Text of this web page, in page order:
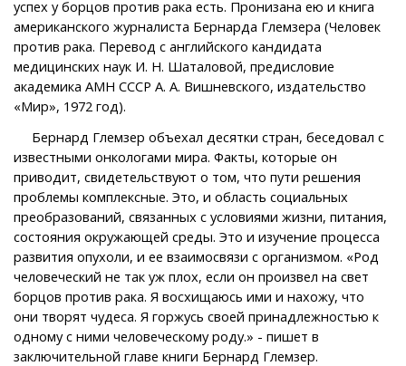
успех у борцов против рака есть. Пронизана ею и книга
американского журналиста Бернарда Глемзера (Человек
против рака. Перевод с английского кандидата
медицинских наук И. Н. Шаталовой, предисловие
академика АМН СССР А. А. Вишневского, издательство
«Мир», 1972 год).
Бернард Глемзер объехал десятки стран, беседовал с
известными онкологами мира. Факты, которые он
приводит, свидетельствуют о том, что пути решения
проблемы комплексные. Это, и область социальных
преобразований, связанных с условиями жизни, питания,
состояния окружающей среды. Это и изучение процесса
развития опухоли, и ее взаимосвязи с организмом. «Род
человеческий не так уж плох, если он произвел на свет
борцов против рака. Я восхищаюсь ими и нахожу, что
они творят чудеса. Я горжусь своей принадлежностью к
одному с ними человеческому роду.» - пишет в
заключительной главе книги Бернард Глемзер.